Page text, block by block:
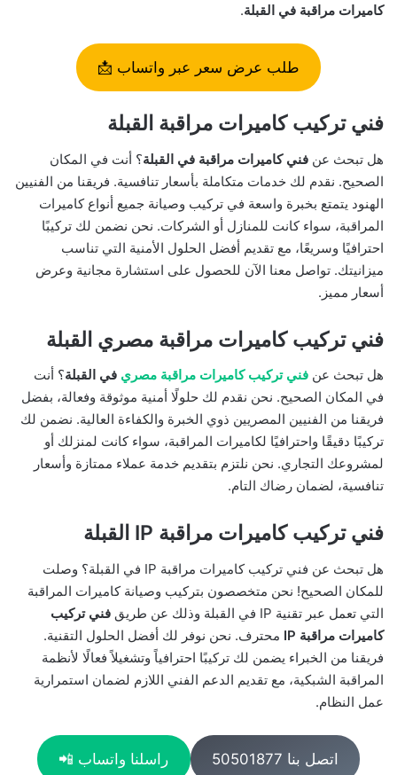
كاميرات مراقبة في القبلة.
طلب عرض سعر عبر واتساب 📩
فني تركيب كاميرات مراقبة القبلة
هل تبحث عن فني كاميرات مراقبة في القبلة؟ أنت في المكان
الصحيح. نقدم لك خدمات متكاملة بأسعار تنافسية. فريقنا من الفنيين
الهنود يتمتع بخبرة واسعة في تركيب وصيانة جميع أنواع كاميرات
المراقبة، سواء كانت للمنازل أو الشركات. نحن نضمن لك تركيبًا
احترافيًا وسريعًا، مع تقديم أفضل الحلول الأمنية التي تناسب
ميزانيتك. تواصل معنا الآن للحصول على استشارة مجانية وعرض
أسعار مميز.
فني تركيب كاميرات مراقبة مصري القبلة
هل تبحث عن فني تركيب كاميرات مراقبة مصري في القبلة؟ أنت
في المكان الصحيح. نحن نقدم لك حلولًا أمنية موثوقة وفعالة، بفضل
فريقنا من الفنيين المصريين ذوي الخبرة والكفاءة العالية. نضمن لك
تركيبًا دقيقًا واحترافيًا لكاميرات المراقبة، سواء كانت لمنزلك أو
لمشروعك التجاري. نحن نلتزم بتقديم خدمة عملاء ممتازة وأسعار
تنافسية، لضمان رضاك التام.
فني تركيب كاميرات مراقبة IP القبلة
هل تبحث عن فني تركيب كاميرات مراقبة IP في القبلة؟ وصلت
للمكان الصحيح! نحن متخصصون بتركيب وصيانة كاميرات المراقبة
التي تعمل عبر تقنية IP في القبلة وذلك عن طريق
فني تركيب
كاميرات مراقبة IP
محترف. نحن نوفر لك أفضل الحلول التقنية.
فريقنا من الخبراء يضمن لك تركيبًا احترافياً وتشغيلاً فعالًا لأنظمة
المراقبة الشبكية، مع تقديم الدعم الفني اللازم لضمان استمرارية
عمل النظام.
اتصل بنا 50501877 راسلنا واتساب 📲